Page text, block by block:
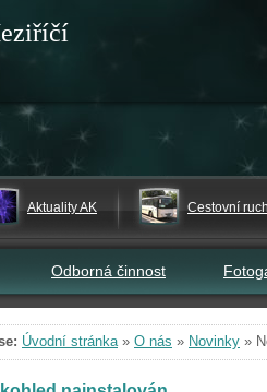
Aktuality AK Cestovní ruch
Odborná činnost
Úvodní stránka» O nás » Novinky »